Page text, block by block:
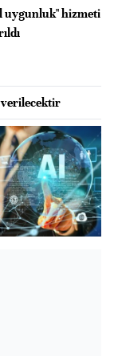
uygunluk" hizmeti
verilecektir